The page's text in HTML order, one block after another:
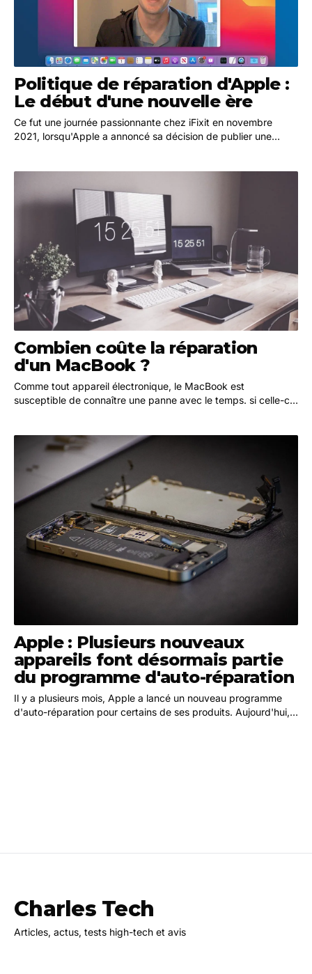
Politique de réparation d'Apple :
Le début d'une nouvelle ère
Ce fut une journée passionnante chez iFixit en novembre
2021, lorsqu'Apple a annoncé sa décision de publier une
Combien coûte la réparation
d'un MacBook ?
Comme tout appareil électronique, le MacBook est
susceptible de connaître une panne avec le temps. si celle-ci
Apple : Plusieurs nouveaux
appareils font désormais partie
du programme d'auto-réparation
Il y a plusieurs mois, Apple a lancé un nouveau programme
d'auto-réparation pour certains de ses produits. Aujourd'hui,
Charles Tech
Articles, actus, tests high-tech et avis